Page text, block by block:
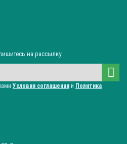
на рассылку:
Условия соглашения и Политика